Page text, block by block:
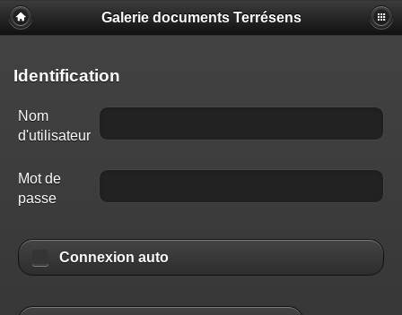
Galerie documents Terrésens
Identification
Nom
d'utilisateur
Mot de
passe
Connexion auto